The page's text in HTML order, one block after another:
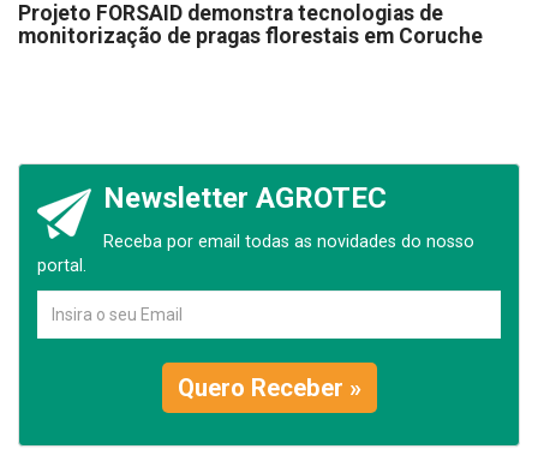
Projeto FORSAID demonstra tecnologias de
monitorização de pragas florestais em Coruche
Newsletter AGROTEC
Receba por email todas as novidades do nosso
portal.
Quero Receber »